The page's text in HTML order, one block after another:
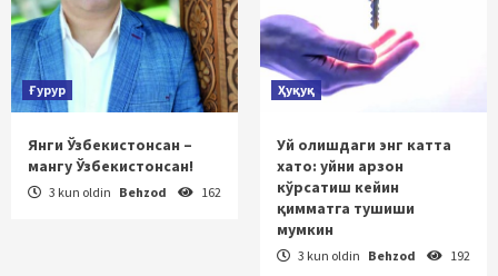
Ғурур
Янги Ўзбекистонсан –
мангу Ўзбекистонсан!
3 kun oldin Behzod 162
Ҳуқуқ
Уй олишдаги энг катта
хато: уйни арзон
кўрсатиш кейин
қимматга тушиши
мумкин
3 kun oldin Behzod 192